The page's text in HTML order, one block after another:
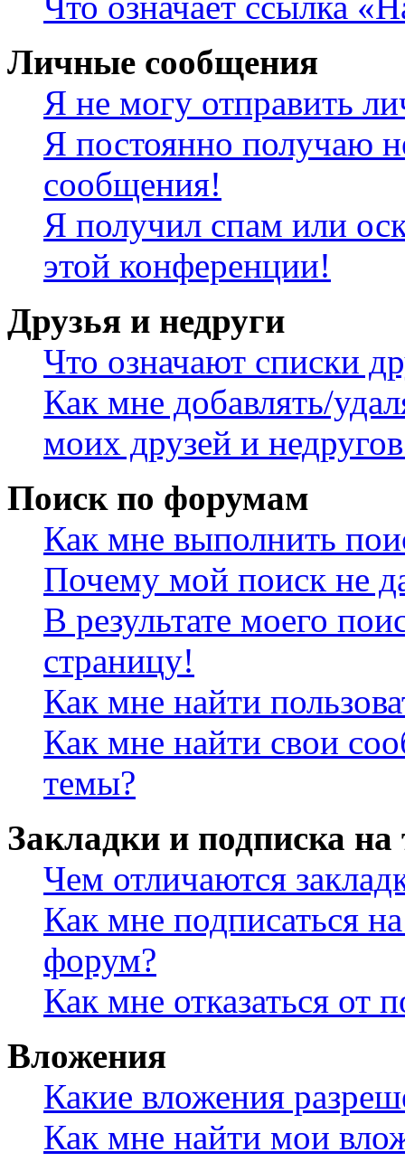
Личные сообщения
Я не могу отправить
Я постоянно получаю
сообщения!
Я получил спам или
этой конференции!
Друзья и недруги
Что означают списки
Как мне добавлять/
моих друзей и
Поиск по форумам
Как мне выполнить
Почему мой поиск не
В результате моего
страницу!
Как мне найти
Как мне найти свои
темы?
Закладки и подписка
Чем отличаются
Как мне подписаться
форум?
Как мне отказаться от
Вложения
Какие вложения
Как мне найти мои